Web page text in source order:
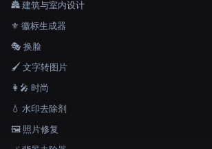
🏯 建筑与室内设计
⚜️ 徽标生成器
🎭 换脸
🖌️ 文字转图片
👩‍🎤 时尚
💧 水印去除剂
🖼️ 照片修复